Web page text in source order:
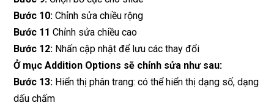
Bước 10: Chỉnh sửa chiều rộng
Bước 11 Chỉnh sửa chiều cao
Bước 12: Nhấn cập nhật để lưu các thay đổi
Ở mục Addition Options sẽ chỉnh sửa như sau:
Bước 13: Hiển thị phân trang: có thể hiển thị dạng số, dạng
dấu chấm